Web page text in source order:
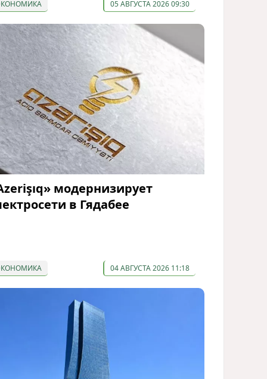
05 АВГУСТА 2026 09:30
модернизирует
в Гядабее
04 АВГУСТА 2026 11:18